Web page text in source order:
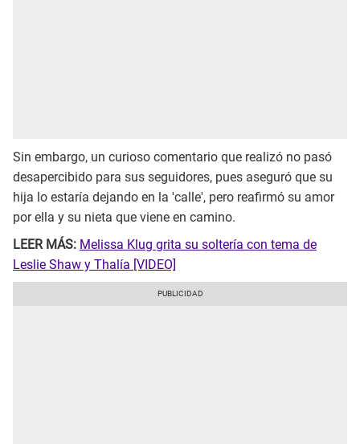
Sin embargo, un curioso comentario que realizó no pasó
desapercibido para sus seguidores, pues aseguró que su
hija lo estaría dejando en la 'calle', pero reafirmó su amor
por ella y su nieta que viene en camino.
LEER MÁS: Melissa Klug grita su soltería con tema de
Leslie Shaw y Thalía [VIDEO]